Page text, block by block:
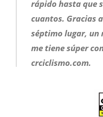
rápido hasta que
cuantos. Gracias
séptimo lugar, un
me tiene súper
crciclismo.com.